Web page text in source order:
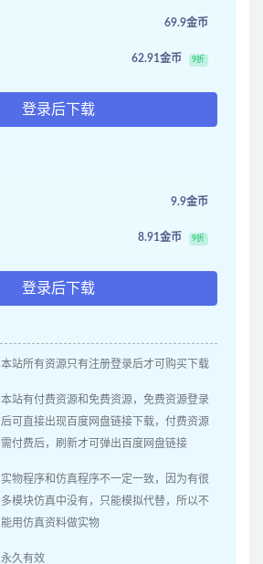
69.9金币
62.91金币 9折
登录后下载
9.9金币
8.91金币 9折
登录后下载
本站所有资源只有注册登录后才可购买下载
本站有付费资源和免费资源，免费资源登录
后可直接出现百度网盘链接下载，付费资源
需付费后，刷新才可弹出百度网盘链接
实物程序和仿真程序不一定一致，因为有很
多模块仿真中没有，只能模拟代替，所以不
能用仿真资料做实物
永久有效